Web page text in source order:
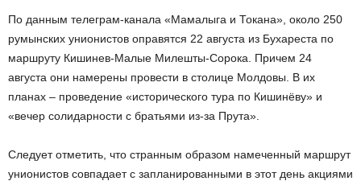
По данным телеграм-канала «Мамалыга и Токана», около 250
румынских унионистов оправятся 22 августа из Бухареста по
маршруту Кишинев-Малые Милешты-Сорока. Причем 24
августа они намерены провести в столице Молдовы. В их
планах – проведение «исторического тура по Кишинёву» и
«вечер солидарности с братьями из-за Прута».
Следует отметить, что странным образом намеченный маршрут
унионистов совпадает с запланированными в этот день акциями